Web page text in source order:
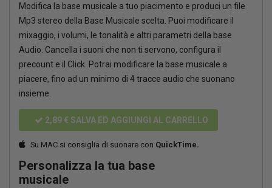
Modifica la base musicale a tuo piacimento e produci un file
Mp3 stereo della Base Musicale scelta. Puoi modificare il
mixaggio, i volumi, le tonalità e altri parametri della base
Audio. Cancella i suoni che non ti servono, configura il
precount e il Click. Potrai modificare la base musicale a
piacere, fino ad un minimo di 4 tracce audio che suonano
insieme.
2,89 € SALVA ED AGGIUNGI AL CARRELLO
Su MAC si consiglia di suonare con QuickTime.
Personalizza la tua base
musicale